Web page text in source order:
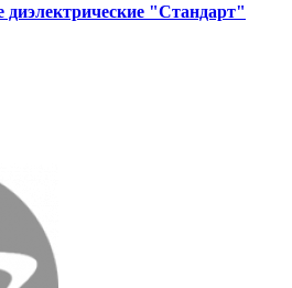
диэлектрические "Стандарт"